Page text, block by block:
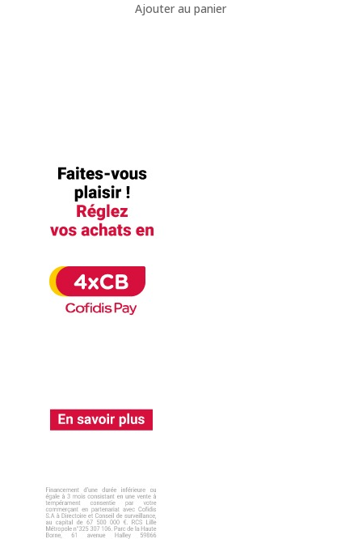
Ajouter au panier